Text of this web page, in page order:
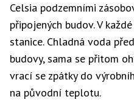
Celsia podzemními
připojených budov. V
stanice. Chladná voda
budovy, sama se přitom
vrací se zpátky do
na původní teplotu.